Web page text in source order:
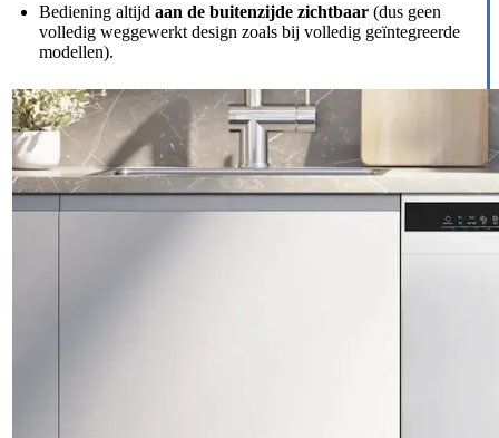
Bediening altijd aan de buitenzijde zichtbaar (dus geen
volledig weggewerkt design zoals bij volledig geïntegreerde
modellen).